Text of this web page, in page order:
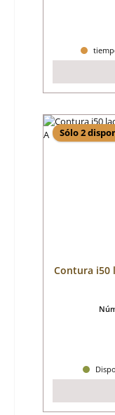
Sólo 2
Contura i50